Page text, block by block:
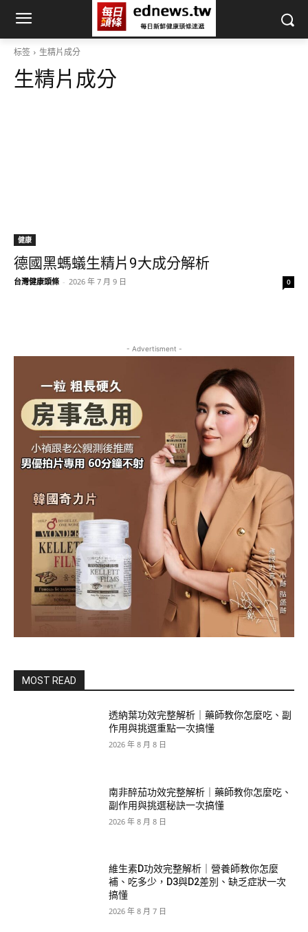
标签 生精片成分
生精片成分
健康
德國黑螞蟻生精片9大成分解析
台灣健康頭條 - 2026 年 7 月 9 日 0
- Advertisment -
MOST READ
透納葉功效完整解析｜藥師教你怎麼吃、副
作用與挑選重點一次搞懂
2026 年 8 月 8 日
南非醉茄功效完整解析｜藥師教你怎麼吃、
副作用與挑選秘訣一次搞懂
2026 年 8 月 8 日
維生素D功效完整解析｜營養師教你怎麼
補、吃多少，D3與D2差別、缺乏症狀一次
搞懂
2026 年 8 月 7 日